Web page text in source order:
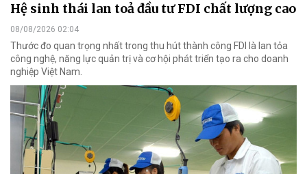
Hệ sinh thái lan toả đầu tư FDI chất lượng cao
08/08/2026 02:04
Thước đo quan trọng nhất trong thu hút thành công FDI là lan tỏa
công nghệ, năng lực quản trị và cơ hội phát triển tạo ra cho doanh
nghiệp Việt Nam.